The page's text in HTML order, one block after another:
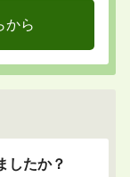
から
したか？